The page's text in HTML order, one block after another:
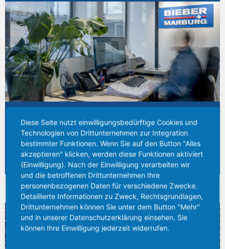
unserem Webshop registrieren?
Rufen Sie uns an unter:
+49 (0) 641 7944-0
shop.info@bieber-marburg.de
BREITES LAGERSPEKTRUM
Diese Seite nutzt einwilligungsbedürftige Cookies und
Technologien von Drittunternehmen zur Integration
bestimmter Funktionen. Wenn Sie auf den Button "Alles
akzeptieren" klicken, werden diese Funktionen aktiviert
(Einwilligung). Nach der Einwilligung verarbeiten wir
und die betroffenen Drittunternehmen Ihre
personenbezogenen Daten für verschiedene Zwecke.
Detaillierte Informationen zu Zweck, Rechtsgrundlagen,
Drittunternehmen können Sie unter dem Button "Mehr"
und in unserer Datenschutzerklärung einsehen. Sie
können Ihre Einwilligung jederzeit widerrufen.